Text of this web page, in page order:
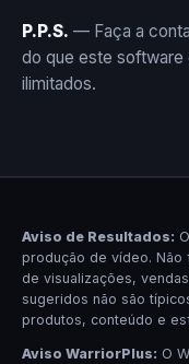
P.P.S. — Faça a
do que este software
ilimitados.
Aviso de Resultados:
produção de vídeo. Não
de visualizações,
sugeridos não são
produtos, conteúdo e
Aviso WarriorPlus: O